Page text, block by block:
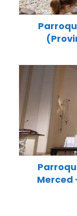
Merced